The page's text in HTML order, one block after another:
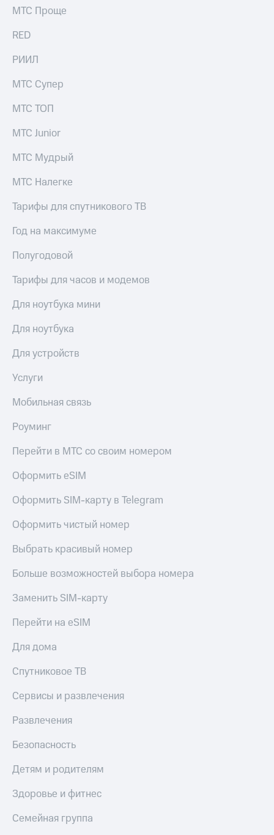
МТС Проще
RED
РИИЛ
МТС Супер
МТС ТОП
МТС Junior
МТС Мудрый
МТС Налегке
Тарифы для спутникового ТВ
Год на максимуме
Полугодовой
Тарифы для часов и модемов
Для ноутбука мини
Для ноутбука
Для устройств
Услуги
Мобильная связь
Роуминг
Перейти в МТС со своим номером
Оформить eSIM
Оформить SIM-карту в Telegram
Оформить чистый номер
Выбрать красивый номер
Больше возможностей выбора номера
Заменить SIM-карту
Перейти на eSIM
Для дома
Спутниковое ТВ
Сервисы и развлечения
Развлечения
Безопасность
Детям и родителям
Здоровье и фитнес
Семейная группа